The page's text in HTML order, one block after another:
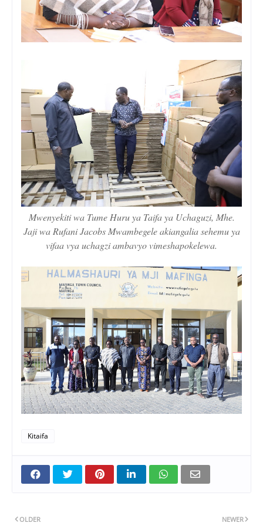
Mwenyekiti wa Tume Huru ya Taifa ya Uchaguzi, Mhe.
Jaji wa Rufani Jacobs Mwambegele akiangalia sehemu ya
vifaa vya uchagzi ambavyo vimeshapokelewa.
Kitaifa
NEWER
OLDER